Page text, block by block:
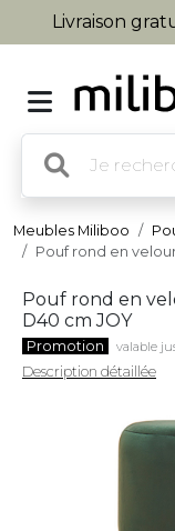
Livraison
Meubles Miliboo
Pouf rond en
Pouf rond en
D40 cm JOY
Promotion valable
Description détaillée